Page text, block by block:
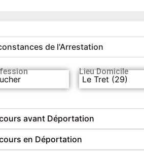
de l'Arrestation
Lieu Domicile
Le Tret (29)
avant Déportation
en Déportation